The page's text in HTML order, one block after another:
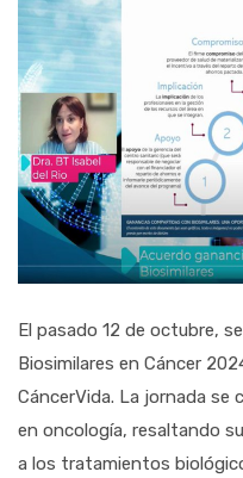
El pasado 12 de octubre,
Biosimilares en Cáncer
CáncerVida. La jornada se
en oncología, resaltando
a los tratamientos